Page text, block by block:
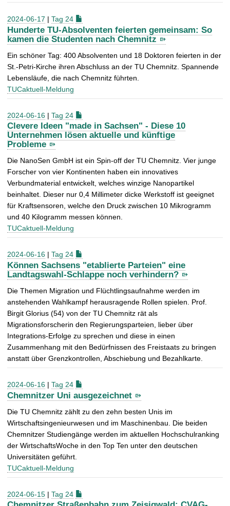
2024-06-17 | Tag 24
Hunderte TU-Absolventen feierten gemeinsam: So
kamen die Studenten nach Chemnitz
Ein schöner Tag: 400 Absolventen und 18 Doktoren feierten in der
St.-Petri-Kirche ihren Abschluss an der TU Chemnitz. Spannende
Lebensläufe, die nach Chemnitz führten.
TUCaktuell-Meldung
2024-06-16 | Tag 24
Clevere Ideen "made in Sachsen" - Diese 10
Unternehmen lösen aktuelle und künftige
Probleme
Die NanoSen GmbH ist ein Spin-off der TU Chemnitz. Vier junge
Forscher von vier Kontinenten haben ein innovatives
Verbundmaterial entwickelt, welches winzige Nanopartikel
beinhaltet. Dieser nur 0,4 Millimeter dicke Werkstoff ist geeignet
für Kraftsensoren, welche den Druck zwischen 10 Mikrogramm
und 40 Kilogramm messen können.
TUCaktuell-Meldung
2024-06-16 | Tag 24
Können Sachsens "etablierte Parteien" eine
Landtagswahl-Schlappe noch verhindern?
Die Themen Migration und Flüchtlingsaufnahme werden im
anstehenden Wahlkampf herausragende Rollen spielen. Prof.
Birgit Glorius (54) von der TU Chemnitz rät als
Migrationsforscherin den Regierungsparteien, lieber über
Integrations-Erfolge zu sprechen und diese in einen
Zusammenhang mit den Bedürfnissen des Freistaats zu bringen
anstatt über Grenzkontrollen, Abschiebung und Bezahlkarte.
2024-06-16 | Tag 24
Chemnitzer Uni ausgezeichnet
Die TU Chemnitz zählt zu den zehn besten Unis im
Wirtschaftsingenieurwesen und im Maschinenbau. Die beiden
Chemnitzer Studiengänge werden im aktuellen Hochschulranking
der WirtschaftsWoche in den Top Ten unter den deutschen
Universitäten geführt.
TUCaktuell-Meldung
2024-06-15 | Tag 24